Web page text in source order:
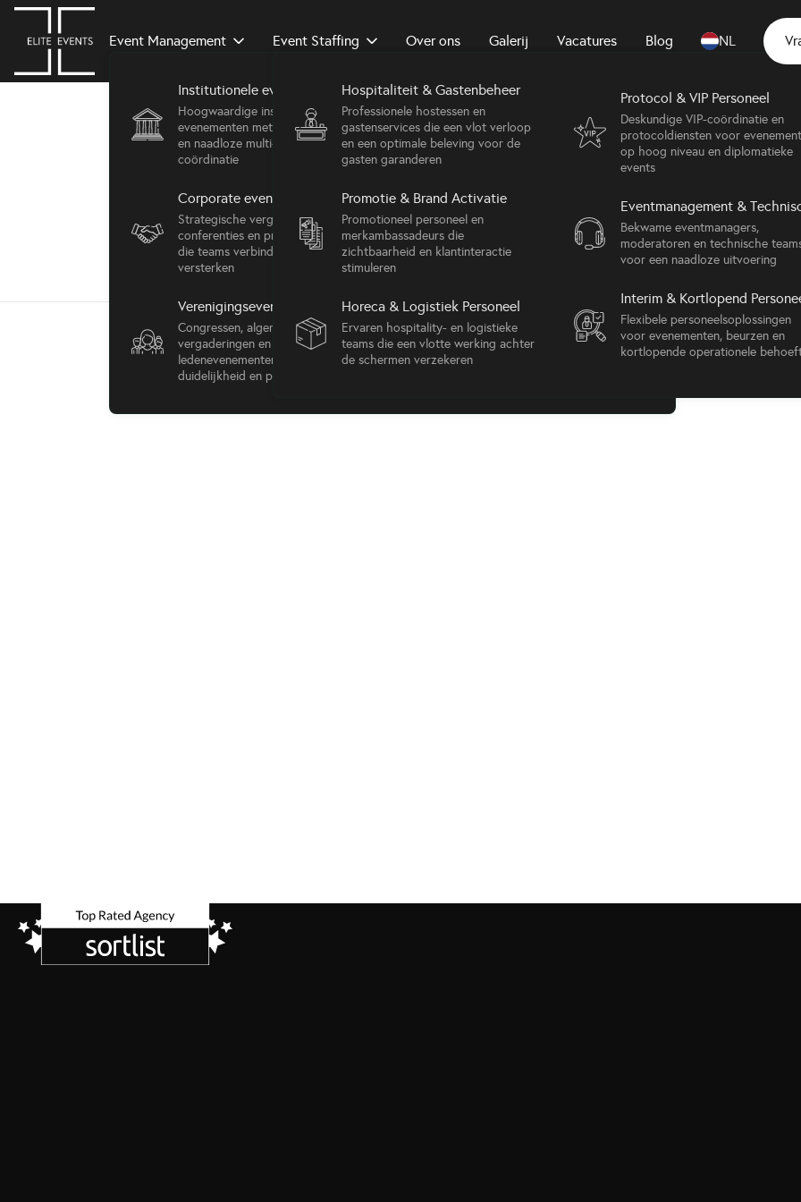
Event Management
Institutionele evenementen
Hoogwaardige institutionele
evenementen met protocolexpertise
en naadloze multi-stakeholder
coördinatie
Corporate evenementen
Strategische vergaderingen,
conferenties en productlanceringen
die teams verbinden en uw merk
versterken
Verenigingsevenementen
Congressen, algemene
vergaderingen en
ledenevenementen, geleverd met
duidelijkheid en precisie
Sociale evenementen
Elegante galadiners en prestige-
evenementen, ontworpen voor sfeer
Grootschalige Evenementen
Beurzen, tentoonstellingen en
grootschalige evenementen met
volledige operationele controle op
Hospitality-evenementen
Op maat gemaakte incentivereizen
en samengestelde programma's die
belonen, inspireren en verbinden
Event Staffing
Hospitaliteit & Gastenbeheer
Professionele hostessen en
gastenservices die een vlot verloop
en een optimale beleving voor de
gasten garanderen
Promotie & Brand Activatie
Promotioneel personeel en
merkambassadeurs die
zichtbaarheid en klantinteractie
stimuleren
Horeca & Logistiek Personeel
Ervaren hospitality- en logistieke
teams die een vlotte werking achter
de schermen verzekeren
Protocol & VIP Personeel
Deskundige VIP-coördinatie en
protocoldiensten voor
op hoog niveau en diplomatieke
events
Eventmanagement &
Bekwame eventmanagers,
moderatoren en technische
voor een naadloze uitvoering
Interim & Kortlopend
Flexibele personeelsoplossingen
voor evenementen, beurzen en
kortlopende operationele
Over ons Galerij Vacatures Blog NL
2025
AI Roundtable,